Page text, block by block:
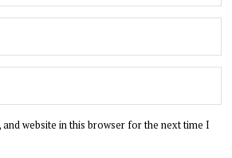
and website in this browser for the next time I